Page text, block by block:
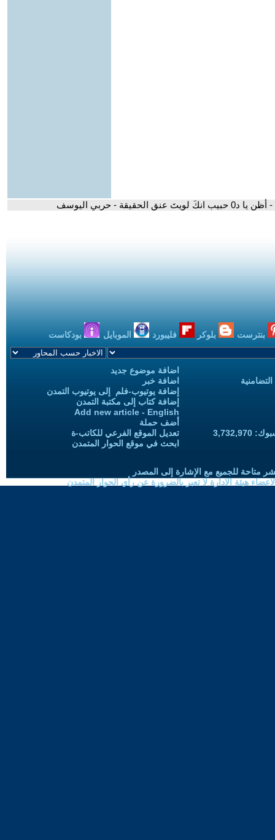
- أظن يا د0 حبيب انكَ لويتَ عنق الحقيقة - حربي اليوسف
بنترست بلوكر فليبورد الموبايل بودكاست
اضافة موضوع جديد
اضافة خبر
إضافة يوتيوب-فلم إلى يوتيوب التمدن
إضافة كتاب إلى مكتبة التمدن
Add new article - English
أضف حملة
تعديل الموقع الفرعي للكاتب-ة
ابحث في موقع الحوار المتمدن
متاحة للجميع مع الإشارة إلى المصدر
هيئة الادارة لا تعبر بالضرورة عن رأي الحوار المتمدن